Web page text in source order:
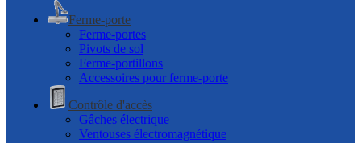
Ferme-porte
Ferme-portes
Pivots de sol
Ferme-portillons
Accessoires pour ferme-porte
Contrôle d'accès
Gâches électrique
Ventouses électromagnétique